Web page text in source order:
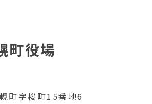
町役場
町字桜町15番地6